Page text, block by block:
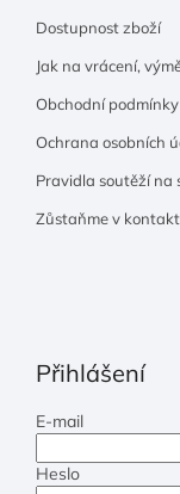
Dostupnost zboží
Jak na vrácení,
Obchodní podmínky
Ochrana osobních
Pravidla soutěží na
Zůstaňme v
Přihlášení
E-mail
Heslo